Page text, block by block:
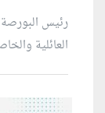
رئيس
العائلية